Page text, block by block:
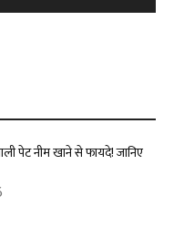
पेट नीम खाने से फायदे! जानिए